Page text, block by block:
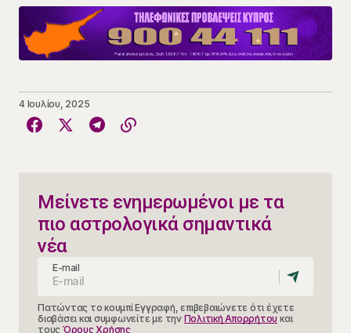
4 Ιουλίου, 2025
Μείνετε ενημερωμένοι με τα
πιο αστρολογικά σημαντικά
νέα
E-mail
Πατώντας το κουμπί Εγγραφή, επιβεβαιώνετε ότι έχετε
διαβάσει και συμφωνείτε με την Πολιτική Απορρήτου και
τους Όρους Χρήσης